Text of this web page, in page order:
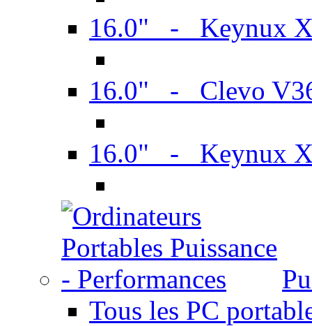
16.0" - Keynux
16.0" - Clevo
16.0" - Keynux
Tous les PC